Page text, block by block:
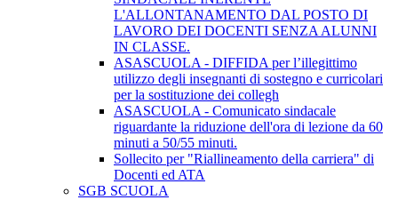
L'ALLONTANAMENTO DAL POSTO DI
LAVORO DEI DOCENTI SENZA ALUNNI
IN CLASSE.
ASASCUOLA - DIFFIDA per l’illegittimo
utilizzo degli insegnanti di sostegno e curricolari
per la sostituzione dei collegh
ASASCUOLA - Comunicato sindacale
riguardante la riduzione dell'ora di lezione da 60
minuti a 50/55 minuti.
Sollecito per "Riallineamento della carriera" di
Docenti ed ATA
SGB SCUOLA